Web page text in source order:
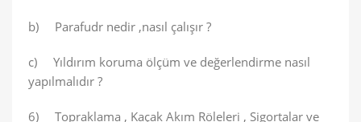
b) Parafudr nedir ,nasıl çalışır ?
c) Yıldırım koruma ölçüm ve değerlendirme nasıl
yapılmalıdır ?
6) Topraklama , Kaçak Akım Röleleri , Sigortalar ve